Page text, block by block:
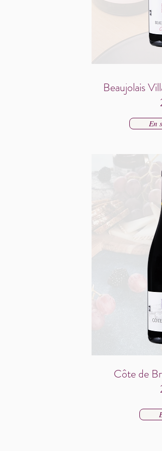
Beaujolais
En
Côte de